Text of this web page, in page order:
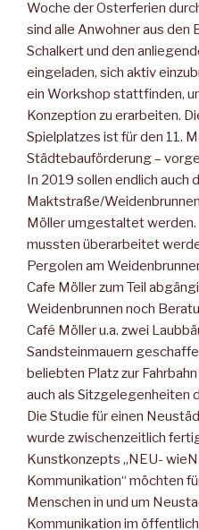
Woche der Osterferien
sind alle Anwohner aus den
Schalkert und den
eingeladen, sich aktiv
ein Workshop stattfinden,
Konzeption zu erarbeiten.
Spielplatzes ist für den 11.
Städtebauförderung –
In 2019 sollen endlich auch
Maktstraße/
Möller umgestaltet werden.
mussten überarbeitet
Pergolen am
Cafe Möller zum Teil
Weidenbrunnen noch
Café Möller u.a. zwei
Sandsteinmauern
beliebten Platz zur
auch als Sitzgelegenheiten
Die Studie für einen
wurde zwischenzeitlich
Kunstkonzepts „NEU-
Kommunikation“ möchten
Menschen in und um
Kommunikation im